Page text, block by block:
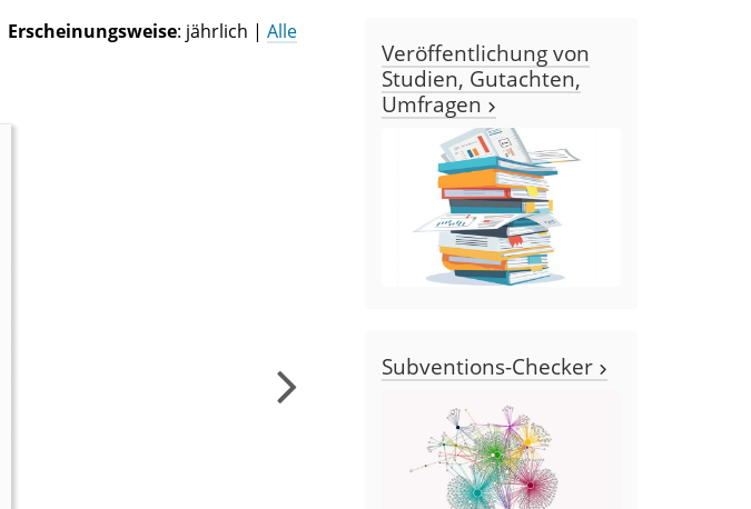
Erscheinungsweise: jährlich | Alle
Veröffentlichung von
Studien, Gutachten,
Umfragen
Subventions-Checker